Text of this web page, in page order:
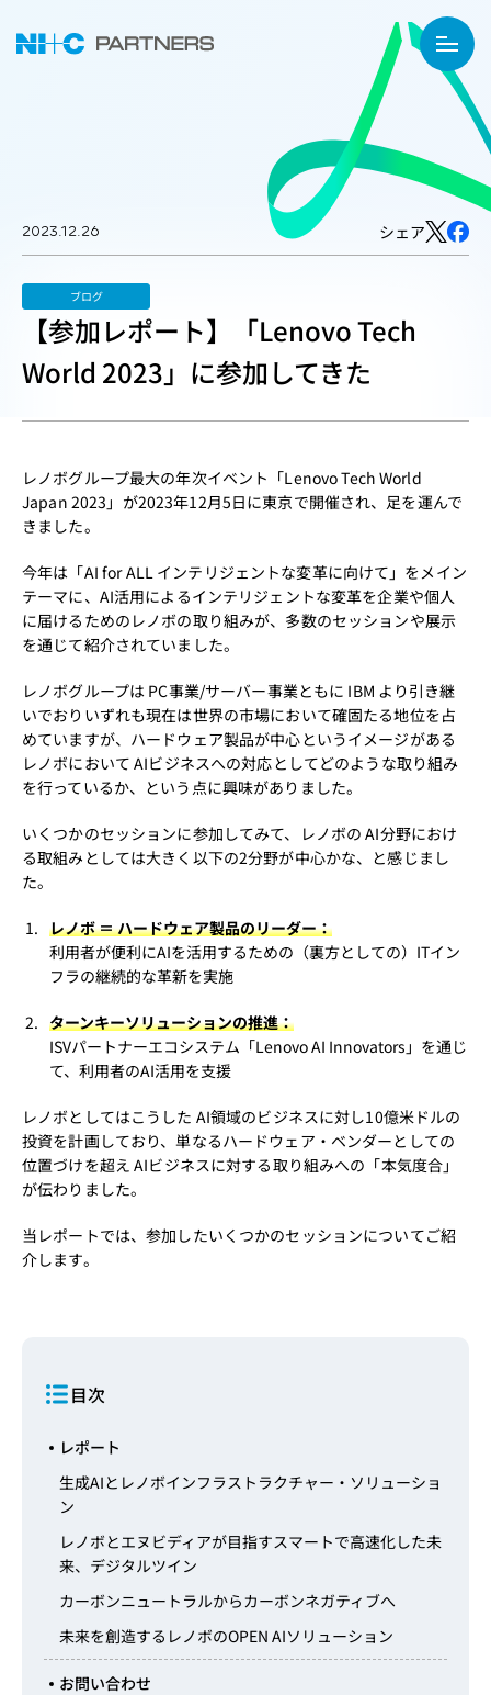
2023.12.26 シェア
ブログ
【参加レポート】「Lenovo Tech
World 2023」に参加してきた
レノボグループ最大の年次イベント「Lenovo Tech World
Japan 2023」が2023年12月5日に東京で開催され、足を運んで
きました。
今年は「AI for ALL インテリジェントな変革に向けて」をメイン
テーマに、AI活用によるインテリジェントな変革を企業や個人
に届けるためのレノボの取り組みが、多数のセッションや展示
を通じて紹介されていました。
レノボグループは PC事業/サーバー事業ともに IBM より引き継
いでおりいずれも現在は世界の市場において確固たる地位を占
めていますが、ハードウェア製品が中心というイメージがある
レノボにおいて AIビジネスへの対応としてどのような取り組み
を行っているか、という点に興味がありました。
いくつかのセッションに参加してみて、レノボの AI分野におけ
る取組みとしては大きく以下の2分野が中心かな、と感じまし
た。
レノボ ＝ ハードウェア製品のリーダー：
利用者が便利にAIを活用するための（裏方としての）ITイン
フラの継続的な革新を実施
ターンキーソリューションの推進：
ISVパートナーエコシステム「Lenovo AI Innovators」を通じ
て、利用者のAI活用を支援
レノボとしてはこうした AI領域のビジネスに対し10億米ドルの
投資を計画しており、単なるハードウェア・ベンダーとしての
位置づけを超え AIビジネスに対する取り組みへの「本気度合」
が伝わりました。
当レポートでは、参加したいくつかのセッションについてご紹
介します。
目次
レポート
生成AIとレノボインフラストラクチャー・ソリューショ
ン
レノボとエヌビディアが目指すスマートで高速化した未
来、デジタルツイン
カーボンニュートラルからカーボンネガティブへ
未来を創造するレノボのOPEN AIソリューション
お問い合わせ